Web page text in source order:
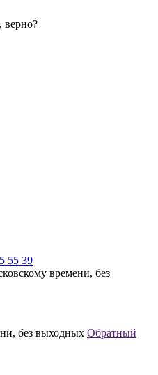
верно?
55 39
времени, без
без выходных Обратный